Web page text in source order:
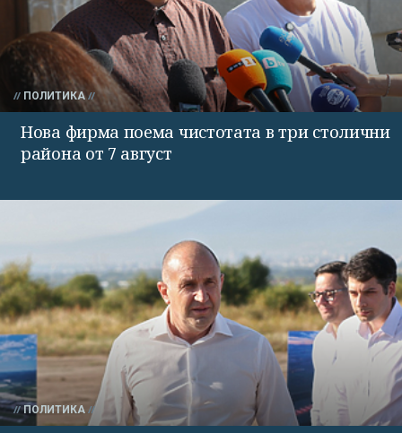
ПОЛИТИКА
Нова фирма поема чистотата в три столични
района от 7 август
ПОЛИТИКА